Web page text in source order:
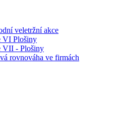
veletržní akce
VI Plošiny
VII - Plošiny
rovnováha ve firmách